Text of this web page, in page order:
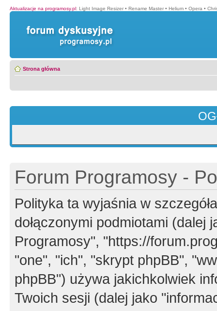
Aktualizacje na programosy.pl: Light Image Resizer • Rename Master • Helium • Opera •
Strona główna
Forum Programosy -
Polityka ta wyjaśnia w
dołączonymi podmiotami (dalej
Programosy", "https://
"one", "ich", "skrypt phpBB",
phpBB") używa jakichkolwiek
Twoich sesji (dalej jako